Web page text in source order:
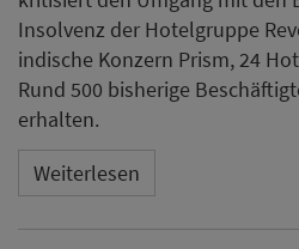
Insolvenz der Hotelgruppe
indische Konzern Prism, 24
Rund 500 bisherige
erhalten.
Weiterlesen